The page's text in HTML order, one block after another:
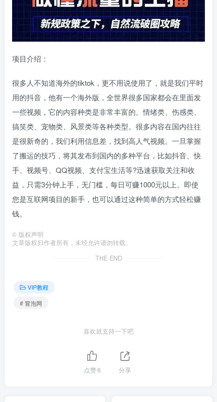
项目介绍：
很多人不知道海外的tiktok，更不用说使用了，就是我们平时
用的抖音，他有一个海外版，全世界很多国家都会在里面发
一些视频，它的内容种类是非常丰富的。情绪类、伤感类、
搞笑类、宠物类、风景类等各种类型。很多内容在国内往往
是很新奇的，我们利用信息差，找到高人气视频。一旦掌握
了搬运的技巧，将其发布到国内的多种平台，比如抖音、快
手、视频号、QQ视频、支付宝生活等?迅速获取关注和收
益，只需3分钟上手，无门槛，每日可赚1000元以上。即使
您是互联网项目的新手，也可以通过这种简单的方式轻松赚
钱。
© 版权声明
文章版权归作者所有，未经允许请勿转载。
THE END
VIP教程
# 冒泡网
喜欢就支持一下吧
点赞6 分享